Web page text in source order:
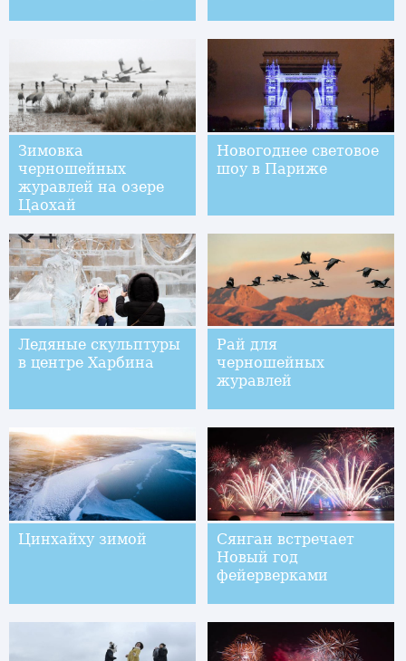
Зимовка
черношейных
журавлей на озере
Цаохай
Новогоднее световое
шоу в Париже
Ледяные скульптуры
в центре Харбина
Рай для
черношейных
журавлей
Цинхайху зимой
Сянган встречает
Новый год
фейерверками